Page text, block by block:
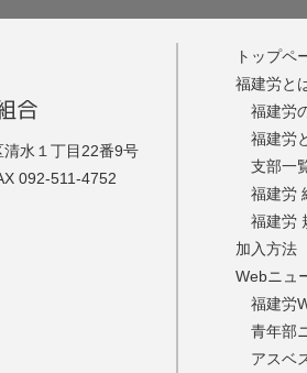
合
水１丁目22番9号
092-511-4752
トップペ
福建労と
福建労
福建労
支部一
福建労
福建労
加入方法
Webニュ
福建労
青年部
アスベ